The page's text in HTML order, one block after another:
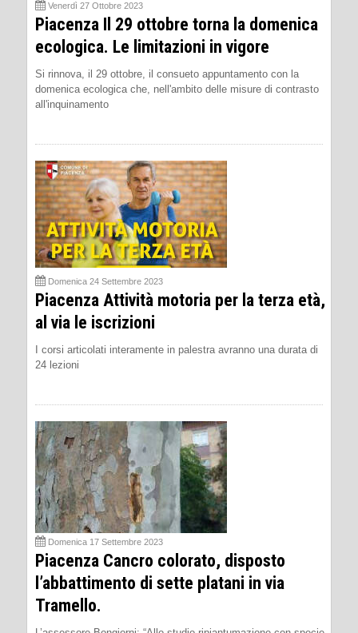
Venerdì 27 Ottobre 2023
Piacenza Il 29 ottobre torna la domenica
ecologica. Le limitazioni in vigore
Si rinnova, il 29 ottobre, il consueto appuntamento con la
domenica ecologica che, nell'ambito delle misure di contrasto
all'inquinamento
Domenica 24 Settembre 2023
Piacenza Attività motoria per la terza età,
al via le iscrizioni
I corsi articolati interamente in palestra avranno una durata di
24 lezioni
Domenica 17 Settembre 2023
Piacenza Cancro colorato, disposto
l’abbattimento di sette platani in via
Tramello.